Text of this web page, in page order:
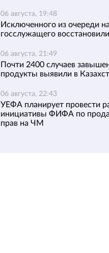
06 августа, 19:48
Исключенного из очереди
госслужащего
06 августа, 21:49
Почти 2400 случаев
продукты выявили в
06 августа, 22:43
УЕФА планирует провести
инициативы ФИФА по
прав на ЧМ